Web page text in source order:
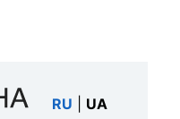
RU UA